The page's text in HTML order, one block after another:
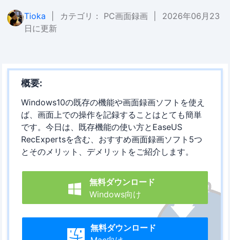
Tioka カテゴリ： PC画面録画
2026年06月23
日に更新
概要:
Windows10の既存の機能や画面録画ソフトを使え
ば、画面上での操作を記録することはとても簡単
です。今日は、既存機能の使い方とEaseUS
RecExpertsを含む、おすすめ画面録画ソフト5つ
とそのメリット、デメリットをご紹介します。

無料ダウンロード
Windows向け

無料ダウンロード